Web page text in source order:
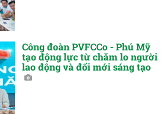
Công đoàn PVFCCo - Phú Mỹ
tạo động lực từ chăm lo người
lao động và đổi mới sáng tạo